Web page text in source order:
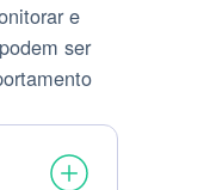
e
ser